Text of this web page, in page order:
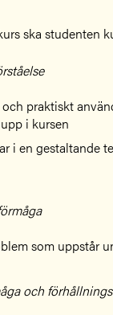
ska studenten
praktiskt
i kursen
i en gestaltande
som uppstår
och